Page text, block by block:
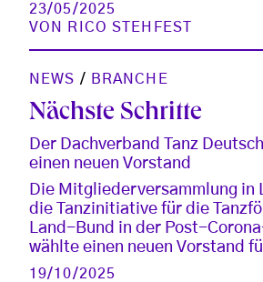
23/05/2025
VON
RICO STEHFEST
NEWS / BRANCHE
Nächste Schritte
Der Dachverband Tanz
einen neuen Vorstand
Die Mitgliederversammlung in
die Tanzinitiative für die
Land-Bund in der Post-
wählte einen neuen Vorstand
19/10/2025